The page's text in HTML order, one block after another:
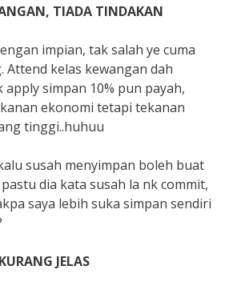
TIADA TINDAKAN
impian, tak salah ye cuma
Attend kelas kewangan dah
apply simpan 10% pun payah,
ekonomi tetapi tekanan
tinggi..huhuu
susah menyimpan boleh buat
pastu dia kata susah la nk commit,
saya lebih suka simpan sendiri
JELAS